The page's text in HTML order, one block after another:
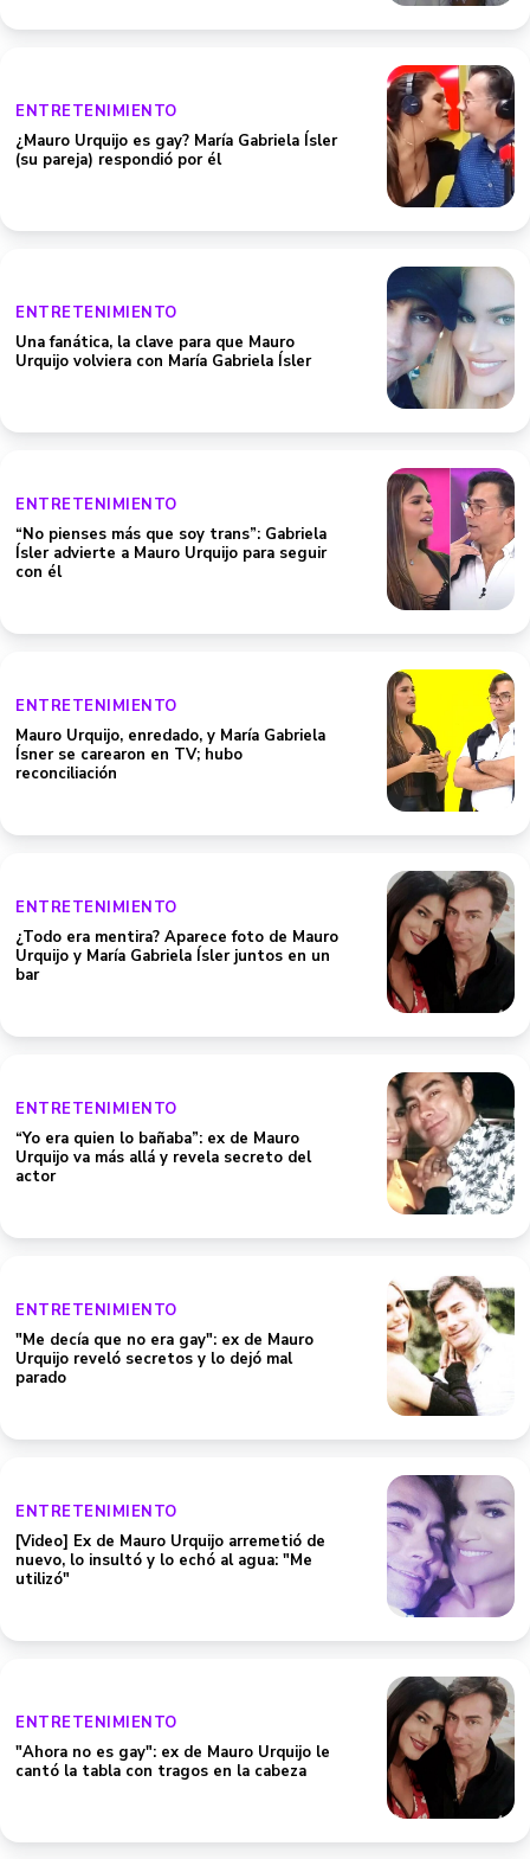
ENTRETENIMIENTO
¿Mauro Urquijo es gay? María Gabriela Ísler
(su pareja) respondió por él
ENTRETENIMIENTO
Una fanática, la clave para que Mauro
Urquijo volviera con María Gabriela Ísler
ENTRETENIMIENTO
“No pienses más que soy trans”: Gabriela
Ísler advierte a Mauro Urquijo para seguir
con él
ENTRETENIMIENTO
Mauro Urquijo, enredado, y María Gabriela
Ísner se carearon en TV; hubo
reconciliación
ENTRETENIMIENTO
¿Todo era mentira? Aparece foto de Mauro
Urquijo y María Gabriela Ísler juntos en un
bar
ENTRETENIMIENTO
“Yo era quien lo bañaba”: ex de Mauro
Urquijo va más allá y revela secreto del
actor
ENTRETENIMIENTO
"Me decía que no era gay": ex de Mauro
Urquijo reveló secretos y lo dejó mal
parado
ENTRETENIMIENTO
[Video] Ex de Mauro Urquijo arremetió de
nuevo, lo insultó y lo echó al agua: "Me
utilizó"
ENTRETENIMIENTO
"Ahora no es gay": ex de Mauro Urquijo le
cantó la tabla con tragos en la cabeza